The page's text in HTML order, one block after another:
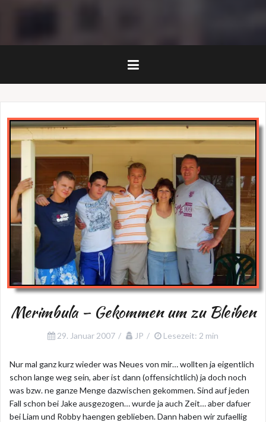
Merimbula – Gekommen um zu Bleiben
29. Januar 2007 JP Lesezeit: 2 min
Nur mal ganz kurz wieder was Neues von mir… wollten ja eigentlich
schon lange weg sein, aber ist dann (offensichtlich) ja doch noch
was bzw. ne ganze Menge dazwischen gekommen. Sind auf jeden
Fall schon bei Jake ausgezogen… wurde ja auch Zeit… aber dafuer
bei Liam und Robby haengen geblieben. Dann haben wir zufaellig